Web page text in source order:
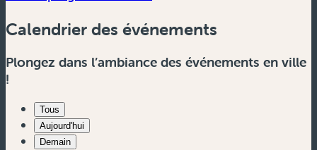
Calendrier des événements
Plongez dans l’ambiance des événements en ville
!
Tous
Aujourd'hui
Demain